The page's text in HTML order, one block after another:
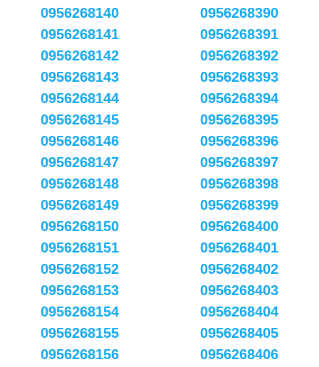
0956268140
0956268141
0956268142
0956268143
0956268144
0956268145
0956268146
0956268147
0956268148
0956268149
0956268150
0956268151
0956268152
0956268153
0956268154
0956268155
0956268156
0956268390
0956268391
0956268392
0956268393
0956268394
0956268395
0956268396
0956268397
0956268398
0956268399
0956268400
0956268401
0956268402
0956268403
0956268404
0956268405
0956268406